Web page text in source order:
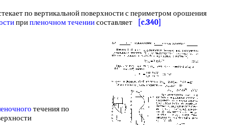
по вертикальной поверхности с периметром орошения
припленочном течениисоставляет [c.340]
течения по